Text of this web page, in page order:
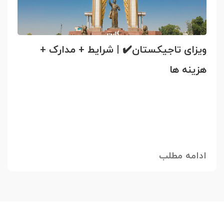
ویزای تاجیکستان✔️ | شرایط + مدارک +
هزینه ها
ادامه مطلب